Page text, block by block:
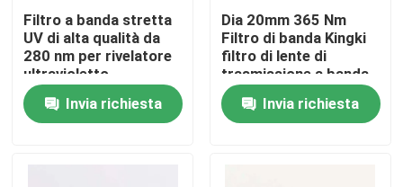
Casa
Prodotti
Video
Filtro a banda stretta
UV di alta qualità da
280 nm per rivelatore
ultravioletto
Invia richiesta
Dia 20mm 365 Nm
Filtro di banda Kingki
filtro di lente di
trasmissione a banda
ultravioletta
Invia richiesta